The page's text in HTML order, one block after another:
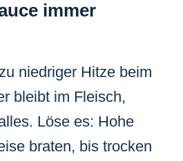
immer
niedriger Hitze beim
bleibt im Fleisch,
Löse es: Hohe
braten, bis trocken